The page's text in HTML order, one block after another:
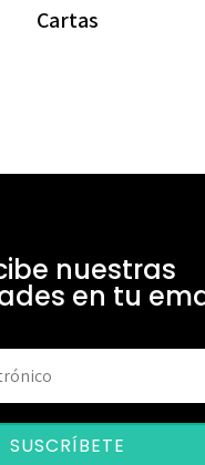
Cartas
nuestras
en tu
SUSCRÍBETE